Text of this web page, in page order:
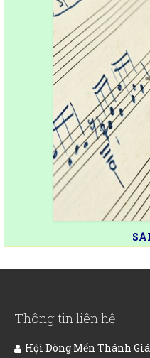
Hội Dòng Mến Thánh
Vụ Khiếm Thị
16A Đường số 7, Tam